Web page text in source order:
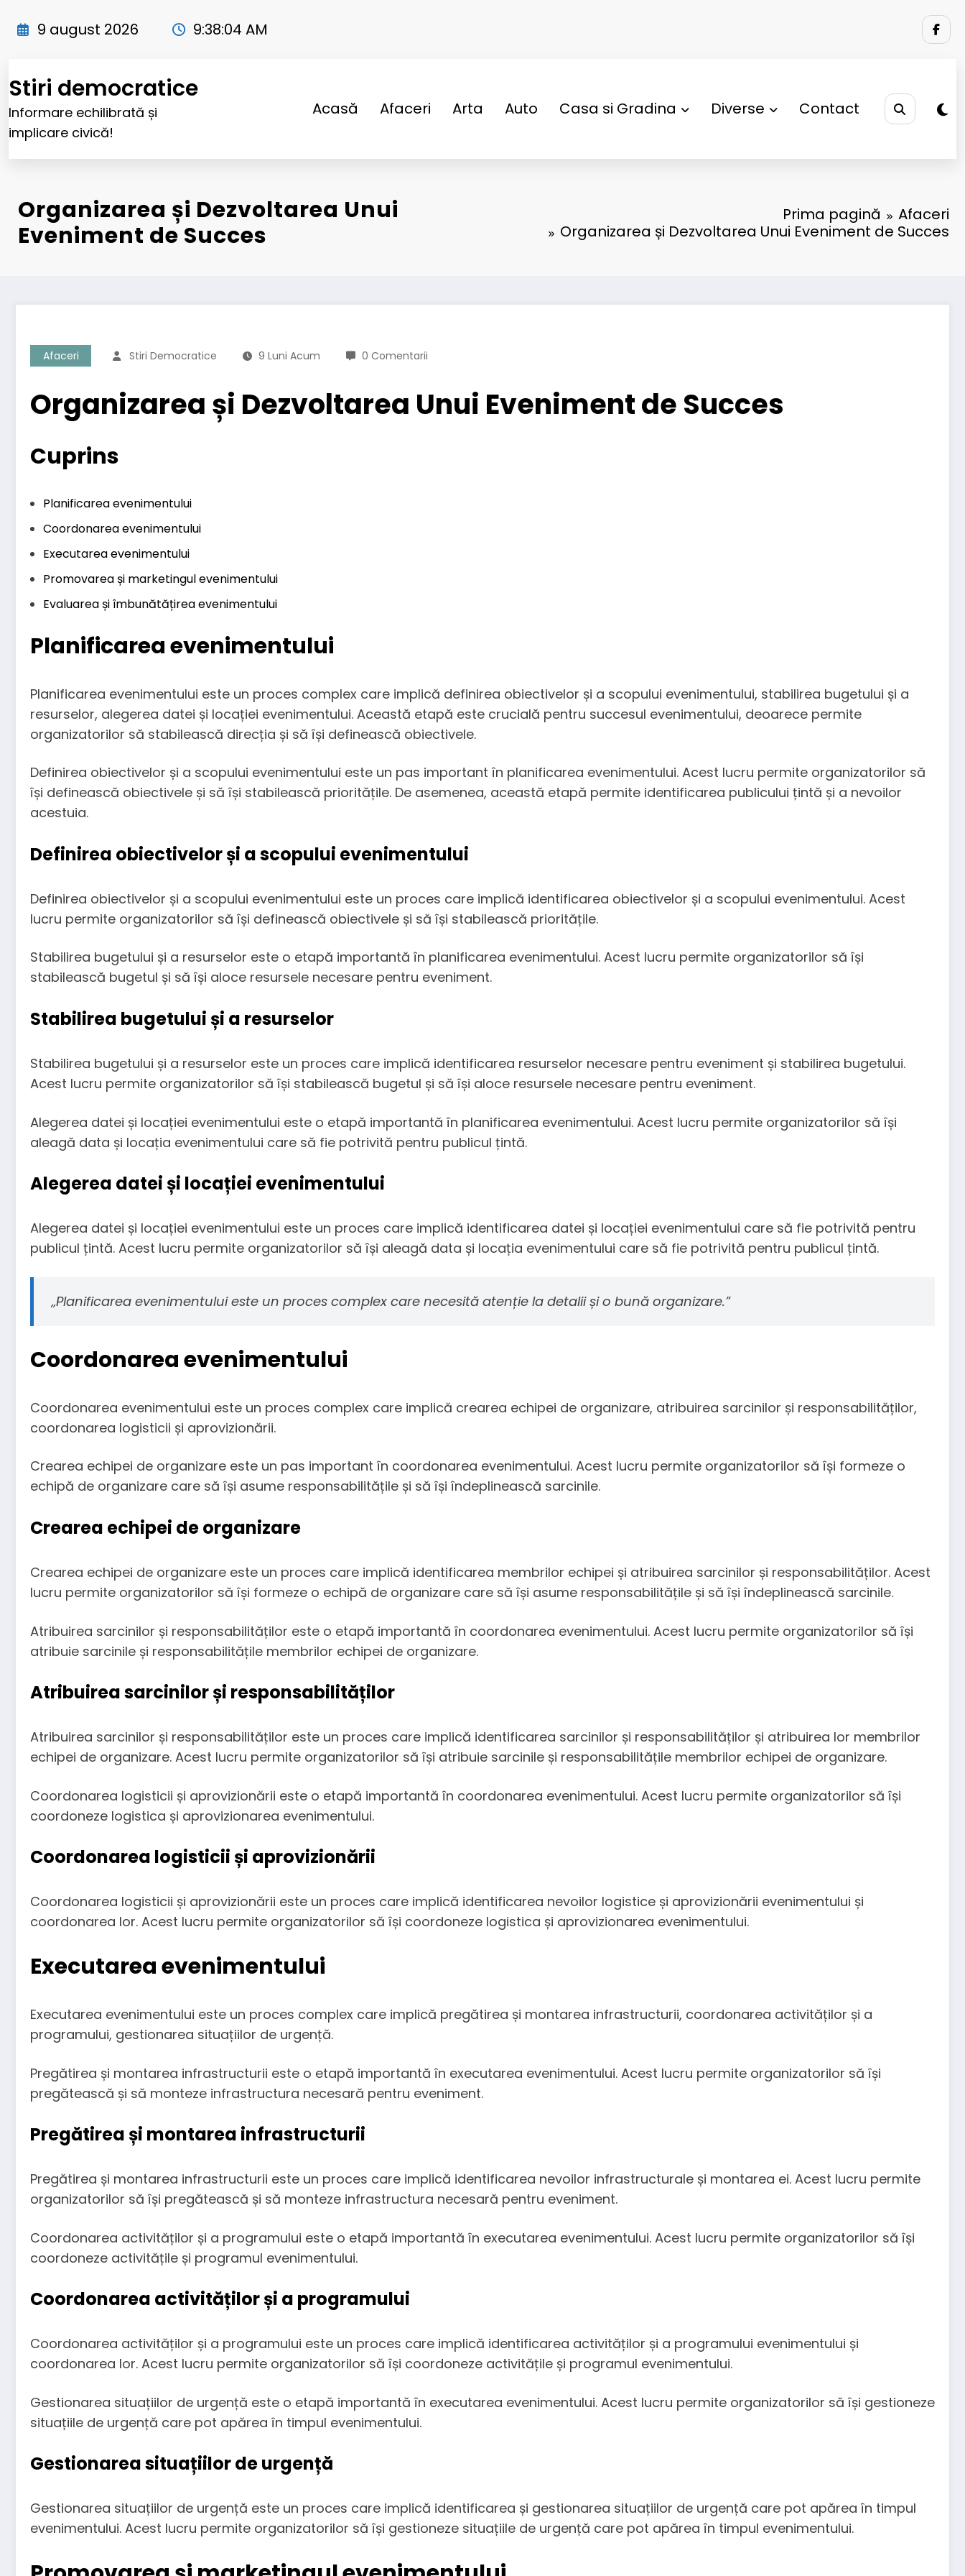
9 august 2026 9:38:05 AM
Stiri democratice
Informare echilibrată și
implicare civică!
Acasă Afaceri Arta Auto Casa si Gradina Diverse Contact
Organizarea și Dezvoltarea Unui
Eveniment de Succes
Prima pagină
Afaceri
Organizarea și Dezvoltarea Unui Eveniment de Succes
Afaceri Stiri Democratice 9 Luni Acum 0 Comentarii
Organizarea și Dezvoltarea Unui Eveniment de Succes
Cuprins
Planificarea evenimentului
Coordonarea evenimentului
Executarea evenimentului
Promovarea și marketingul evenimentului
Evaluarea și îmbunătățirea evenimentului
Planificarea evenimentului
Planificarea evenimentului este un proces complex care implică definirea obiectivelor și a scopului evenimentului, stabilirea bugetului și a
resurselor, alegerea datei și locației evenimentului. Această etapă este crucială pentru succesul evenimentului, deoarece permite
organizatorilor să stabilească direcția și să își definească obiectivele.
Definirea obiectivelor și a scopului evenimentului este un pas important în planificarea evenimentului. Acest lucru permite organizatorilor să
își definească obiectivele și să își stabilească prioritățile. De asemenea, această etapă permite identificarea publicului țintă și a nevoilor
acestuia.
Definirea obiectivelor și a scopului evenimentului
Definirea obiectivelor și a scopului evenimentului este un proces care implică identificarea obiectivelor și a scopului evenimentului. Acest
lucru permite organizatorilor să își definească obiectivele și să își stabilească prioritățile.
Stabilirea bugetului și a resurselor este o etapă importantă în planificarea evenimentului. Acest lucru permite organizatorilor să își
stabilească bugetul și să își aloce resursele necesare pentru eveniment.
Stabilirea bugetului și a resurselor
Stabilirea bugetului și a resurselor este un proces care implică identificarea resurselor necesare pentru eveniment și stabilirea bugetului.
Acest lucru permite organizatorilor să își stabilească bugetul și să își aloce resursele necesare pentru eveniment.
Alegerea datei și locației evenimentului este o etapă importantă în planificarea evenimentului. Acest lucru permite organizatorilor să își
aleagă data și locația evenimentului care să fie potrivită pentru publicul țintă.
Alegerea datei și locației evenimentului
Alegerea datei și locației evenimentului este un proces care implică identificarea datei și locației evenimentului care să fie potrivită pentru
publicul țintă. Acest lucru permite organizatorilor să își aleagă data și locația evenimentului care să fie potrivită pentru publicul țintă.
„Planificarea evenimentului este un proces complex care necesită atenție la detalii și o bună organizare.”
Coordonarea evenimentului
Coordonarea evenimentului este un proces complex care implică crearea echipei de organizare, atribuirea sarcinilor și responsabilităților,
coordonarea logisticii și aprovizionării.
Crearea echipei de organizare este un pas important în coordonarea evenimentului. Acest lucru permite organizatorilor să își formeze o
echipă de organizare care să își asume responsabilitățile și să își îndeplinească sarcinile.
Crearea echipei de organizare
Crearea echipei de organizare este un proces care implică identificarea membrilor echipei și atribuirea sarcinilor și responsabilităților. Acest
lucru permite organizatorilor să își formeze o echipă de organizare care să își asume responsabilitățile și să își îndeplinească sarcinile.
Atribuirea sarcinilor și responsabilităților este o etapă importantă în coordonarea evenimentului. Acest lucru permite organizatorilor să își
atribuie sarcinile și responsabilitățile membrilor echipei de organizare.
Atribuirea sarcinilor și responsabilităților
Atribuirea sarcinilor și responsabilităților este un proces care implică identificarea sarcinilor și responsabilităților și atribuirea lor membrilor
echipei de organizare. Acest lucru permite organizatorilor să își atribuie sarcinile și responsabilitățile membrilor echipei de organizare.
Coordonarea logisticii și aprovizionării este o etapă importantă în coordonarea evenimentului. Acest lucru permite organizatorilor să își
coordoneze logistica și aprovizionarea evenimentului.
Coordonarea logisticii și aprovizionării
Coordonarea logisticii și aprovizionării este un proces care implică identificarea nevoilor logistice și aprovizionării evenimentului și
coordonarea lor. Acest lucru permite organizatorilor să își coordoneze logistica și aprovizionarea evenimentului.
Executarea evenimentului
Executarea evenimentului este un proces complex care implică pregătirea și montarea infrastructurii, coordonarea activităților și a
programului, gestionarea situațiilor de urgență.
Pregătirea și montarea infrastructurii este o etapă importantă în executarea evenimentului. Acest lucru permite organizatorilor să își
pregătească și să monteze infrastructura necesară pentru eveniment.
Pregătirea și montarea infrastructurii
Pregătirea și montarea infrastructurii este un proces care implică identificarea nevoilor infrastructurale și montarea ei. Acest lucru permite
organizatorilor să își pregătească și să monteze infrastructura necesară pentru eveniment.
Coordonarea activităților și a programului este o etapă importantă în executarea evenimentului. Acest lucru permite organizatorilor să își
coordoneze activitățile și programul evenimentului.
Coordonarea activităților și a programului
Coordonarea activităților și a programului este un proces care implică identificarea activităților și a programului evenimentului și
coordonarea lor. Acest lucru permite organizatorilor să își coordoneze activitățile și programul evenimentului.
Gestionarea situațiilor de urgență este o etapă importantă în executarea evenimentului. Acest lucru permite organizatorilor să își gestioneze
situațiile de urgență care pot apărea în timpul evenimentului.
Gestionarea situațiilor de urgență
Gestionarea situațiilor de urgență este un proces care implică identificarea și gestionarea situațiilor de urgență care pot apărea în timpul
evenimentului. Acest lucru permite organizatorilor să își gestioneze situațiile de urgență care pot apărea în timpul evenimentului.